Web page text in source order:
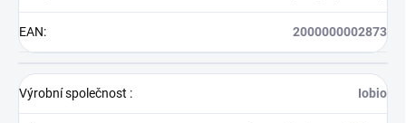
EAN: 2000000002873
Výrobní společnost : Iobio